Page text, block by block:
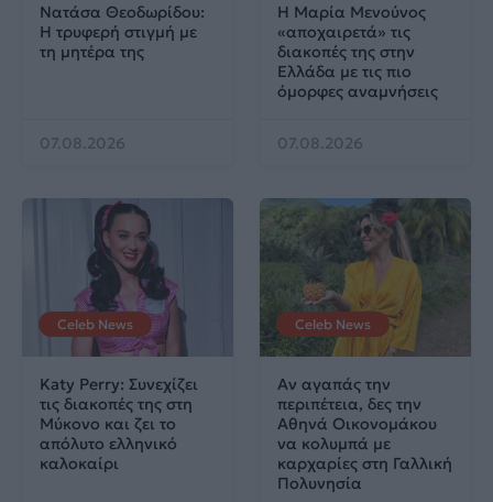
Νατάσα Θεοδωρίδου:
Η τρυφερή στιγμή με
τη μητέρα της
07.08.2026
Η Μαρία Μενούνος
«αποχαιρετά» τις
διακοπές της στην
Ελλάδα με τις πιο
όμορφες αναμνήσεις
07.08.2026
Celeb News
Katy Perry: Συνεχίζει
τις διακοπές της στη
Μύκονο και ζει το
απόλυτο ελληνικό
καλοκαίρι
Celeb News
Αν αγαπάς την
περιπέτεια, δες την
Αθηνά Οικονομάκου
να κολυμπά με
καρχαρίες στη Γαλλική
Πολυνησία